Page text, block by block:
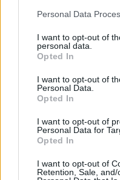
Please note that this
not limited to your visit or
grant or deny consent to
use your data for below
consent section.
Personal Data
I want to opt-out of
personal data.
Opted In
I want to opt-out of
Personal Data.
Opted In
I want to opt-out of
Personal Data for
Opted In
I want to opt-out of
Retention, Sale,
Ξεσπά η Ελένη
δημοσιεύματα
Ιωαννίδη: «Κάντε
δροσιστείτε»
07.08.2026